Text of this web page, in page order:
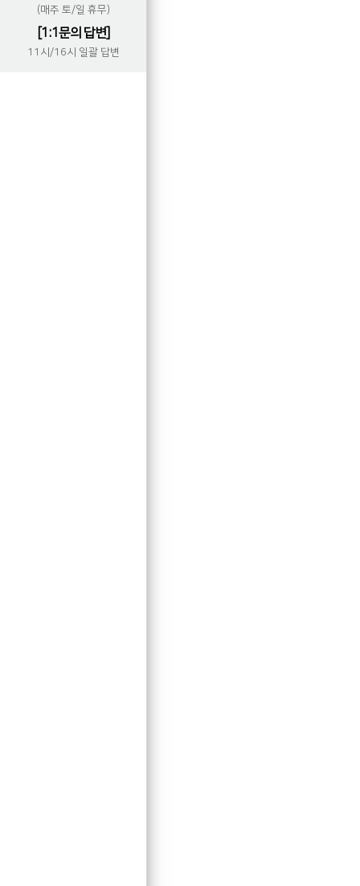
(매주 토/일 휴무)
[1:1문의 답변]
11시/16시 일괄 답변